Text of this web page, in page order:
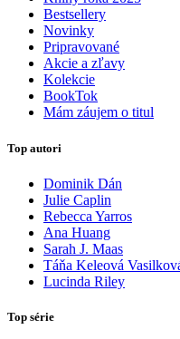
Bestsellery
Novinky
Pripravované
Akcie a zľavy
Kolekcie
BookTok
Mám záujem o titul
Top autori
Dominik Dán
Julie Caplin
Rebecca Yarros
Ana Huang
Sarah J. Maas
Táňa Keleová
Lucinda Riley
Top série